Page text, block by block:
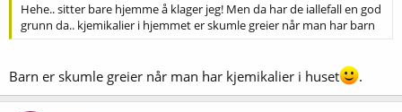
Hehe.. sitter bare hjemme å klager jeg! Men da har de iallefall en god
grunn da.. kjemikalier i hjemmet er skumle greier når man har barn
Barn er skumle greier når man har kjemikalier i huset .